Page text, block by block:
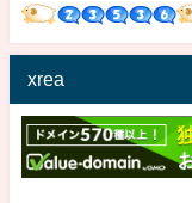
xrea